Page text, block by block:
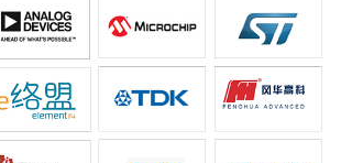
AMD二季度营收增50%，数据中心业务将翻倍